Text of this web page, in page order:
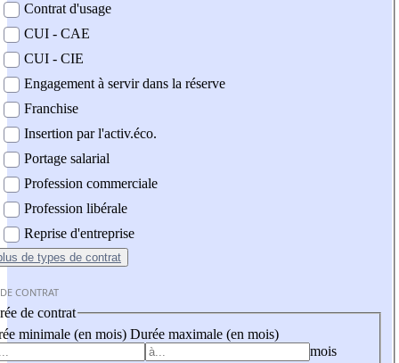
Contrat d'usage
CUI - CAE
CUI - CIE
Engagement à servir dans la réserve
Franchise
Insertion par l'activ.éco.
Portage salarial
Profession commerciale
Profession libérale
Reprise d'entreprise
de types de contrat
CONTRAT
de contrat
minimale (en mois) Durée maximale (en mois)
mois